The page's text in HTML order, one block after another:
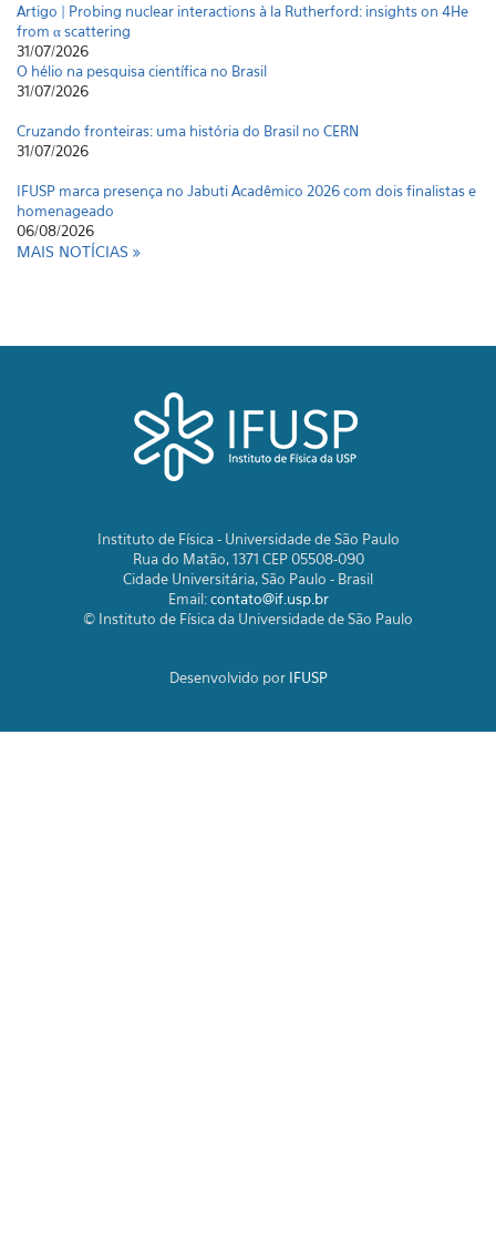
Artigo | Probing nuclear interactions à la Rutherford: insights on 4He
from α scattering
31/07/2026
O hélio na pesquisa científica no Brasil
31/07/2026
Cruzando fronteiras: uma história do Brasil no CERN
31/07/2026
IFUSP marca presença no Jabuti Acadêmico 2026 com dois finalistas e
homenageado
06/08/2026
MAIS NOTÍCIAS
Instituto de Física - Universidade de São Paulo
Rua do Matão, 1371 CEP 05508-090
Cidade Universitária, São Paulo - Brasil
Email:contato@if.usp.br
© Instituto de Física da Universidade de São Paulo
Desenvolvido por IFUSP